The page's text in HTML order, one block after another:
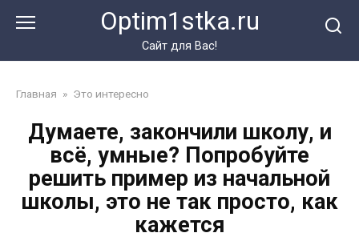
Optim1stka.ru
Сайт для Вас!
Главная » Это интересно
Думаете, закончили школу, и
всё, умные? Попробуйте
решить пример из начальной
школы, это не так просто, как
кажется